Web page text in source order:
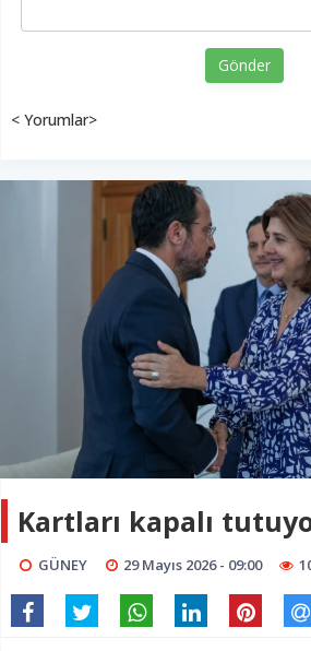
Gönder
< Yorumlar>
Kartları kapalı
GÜNEY 29 Mayıs 2026 - 09:00